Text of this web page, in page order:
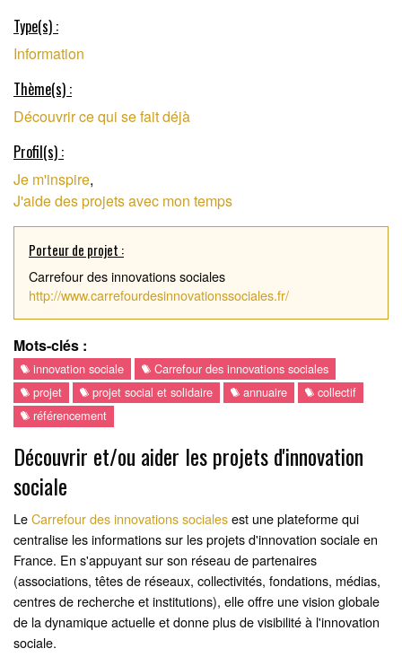
PROJETS
D'INNOVATION
SOCIALE EN FRANCE
Type(s) :
Information
Thème(s) :
Découvrir ce qui se fait déjà
Profil(s) :
Je m'inspire,
J'aide des projets avec mon temps
Porteur de projet :
Carrefour des innovations sociales
http://www.carrefourdesinnovationssociales.fr/
Mots-clés :
innovation sociale
Carrefour des innovations sociales
projet
projet social et solidaire annuaire
collectif
référencement
Découvrir et/ou aider les projets d'innovation
sociale
LeCarrefour des innovations socialesest une plateforme qui
centralise les informations sur les projets d'innovation sociale en
France. En s'appuyant sur son réseau de partenaires
(associations, têtes de réseaux, collectivités, fondations, médias,
centres de recherche et institutions), elle offre une vision globale
de la dynamique actuelle et donne plus de visibilité à l'innovation
sociale.